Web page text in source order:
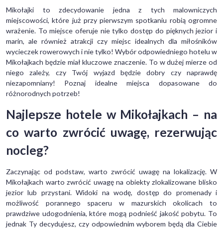
Mikołajki to zdecydowanie jedna z tych malowniczych
miejscowości, które już przy pierwszym spotkaniu robią ogromne
wrażenie. To miejsce oferuje nie tylko dostęp do pięknych jezior i
marin, ale również atrakcji czy miejsc idealnych dla miłośników
wycieczek rowerowych i nie tylko! Wybór odpowiedniego hotelu w
Mikołajkach będzie miał kluczowe znaczenie. To w dużej mierze od
niego zależy, czy Twój wyjazd będzie dobry czy naprawdę
niezapomniany! Poznaj idealne miejsca dopasowane do
różnorodnych potrzeb!
Najlepsze hotele w Mikołajkach – na
co warto zwrócić uwagę, rezerwując
nocleg?
Zaczynając od podstaw, warto zwrócić uwagę na lokalizację. W
Mikołajkach warto zwrócić uwagę na obiekty zlokalizowane blisko
jezior lub przystani. Widoki na wodę, dostęp do promenady i
możliwość porannego spaceru w mazurskich okolicach to
prawdziwe udogodnienia, które mogą podnieść jakość pobytu. To
jednak Ty decydujesz, czy odpowiednim wyborem będą dla Ciebie